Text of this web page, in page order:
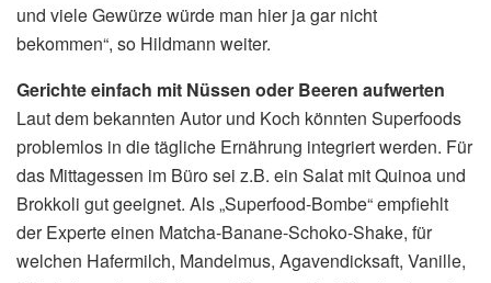
und viele Gewürze würde man hier ja gar nicht
bekommen“, so Hildmann weiter.
Gerichte einfach mit Nüssen oder Beeren aufwerten
Laut dem bekannten Autor und Koch könnten Superfoods
problemlos in die tägliche Ernährung integriert werden. Für
das Mittagessen im Büro sei z.B. ein Salat mit Quinoa und
Brokkoli gut geeignet. Als „Superfood-Bombe“ empfiehlt
der Experte einen Matcha-Banane-Schoko-Shake, für
welchen Hafermilch, Mandelmus, Agavendicksaft, Vanille,